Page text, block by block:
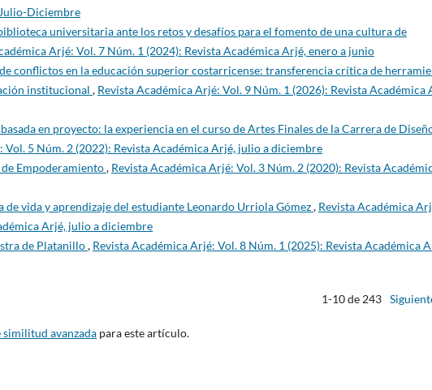
Diciembre
universitaria ante los retos y desafíos para el fomento de una cultura de
Arjé: Vol. 7 Núm. 1 (2024): Revista Académica Arjé, enero a junio
conflictos en la educación superior costarricense: transferencia crítica de
institucional , Revista Académica Arjé: Vol. 9 Núm. 1 (2026): Revista Académica
en proyecto: la experiencia en el curso de Artes Finales de la Carrera de
Vol. 5 Núm. 2 (2022): Revista Académica Arjé, julio a diciembre
Empoderamiento, Revista Académica Arjé: Vol. 3 Núm. 2 (2020): Revista
de vida y aprendizaje del estudiante Leonardo Urriola Gómez, Revista Académica
Arjé, julio a diciembre
de Platanillo, Revista Académica Arjé: Vol. 8 Núm. 1 (2025): Revista Académica
1-10 de 243
similitud avanzada para este artículo.